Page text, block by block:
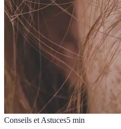
Conseils et Astuces5 min